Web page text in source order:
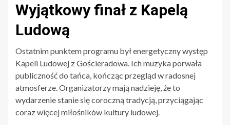
Wyjątkowy finał z Kapelą
Ludową
Ostatnim punktem programu był energetyczny występ
Kapeli Ludowej z Gościeradowa. Ich muzyka porwała
publiczność do tańca, kończąc przegląd w radosnej
atmosferze. Organizatorzy mają nadzieję, że to
wydarzenie stanie się coroczną tradycją, przyciągając
coraz więcej miłośników kultury ludowej.